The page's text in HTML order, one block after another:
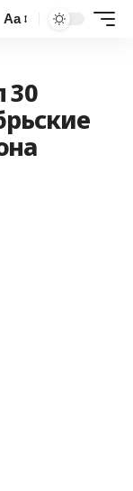
Аа
30